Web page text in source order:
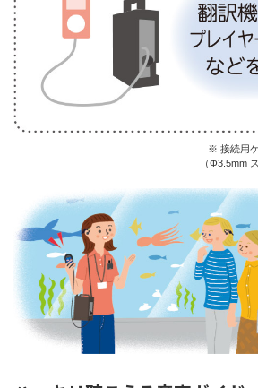
※ 接続用
（Φ3.5mm